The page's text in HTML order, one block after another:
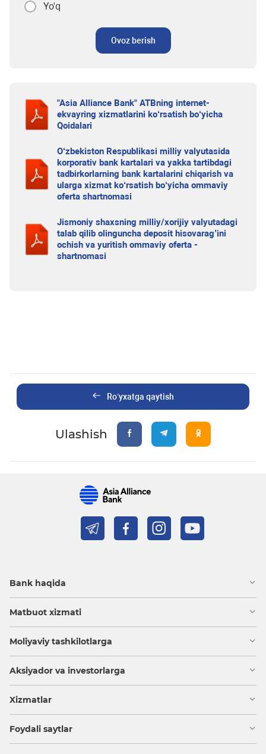
Yo'q
Ovoz berish
"Asia Alliance Bank" ATBning internet-
ekvayring xizmatlarini ko‘rsatish bo‘yicha
Qoidalari
O‘zbekiston Respublikasi milliy valyutasida
korporativ bank kartalari va yakka tartibdagi
tadbirkorlarning bank kartalarini chiqarish va
ularga xizmat ko‘rsatish bo‘yicha ommaviy
oferta shartnomasi
Jismoniy shaxsning milliy/xorijiy valyutadagi
talab qilib olinguncha deposit hisovarag’ini
ochish va yuritish ommaviy oferta -
shartnomasi
Ro’yxatga qaytish
Ulashish
Bank haqida
Matbuot xizmati
Moliyaviy tashkilotlarga
Aksiyador va investorlarga
Xizmatlar
Foydali saytlar